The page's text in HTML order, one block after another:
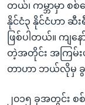
တယ်၊ ကမ္ဘာမှာ စ
နိုင်ငံ၃ နိုင်ငံဟာ ဆီး
ဖြစ်ပါတယ်။ ကျန
တဲ့အတိုင်း အကြမ်း
တာဟာ ဘယ်လိုမှ ခွင့်
၂၀၁၅ ခုအတွင်း စ